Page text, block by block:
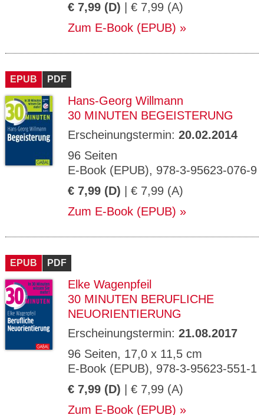
€ 7,99 (D) | € 7,99 (A)
Zum E-Book (EPUB)
EPUB PDF
Hans-Georg Willmann
30 MINUTEN BEGEISTERUNG
Erscheinungstermin: 20.02.2014
96 Seiten
E-Book (EPUB), 978-3-95623-076-9
€ 7,99 (D) | € 7,99 (A)
Zum E-Book (EPUB)
EPUB PDF
Elke Wagenpfeil
30 MINUTEN BERUFLICHE
NEUORIENTIERUNG
Erscheinungstermin: 21.08.2017
96 Seiten, 17,0 x 11,5 cm
E-Book (EPUB), 978-3-95623-551-1
€ 7,99 (D) | € 7,99 (A)
Zum E-Book (EPUB)